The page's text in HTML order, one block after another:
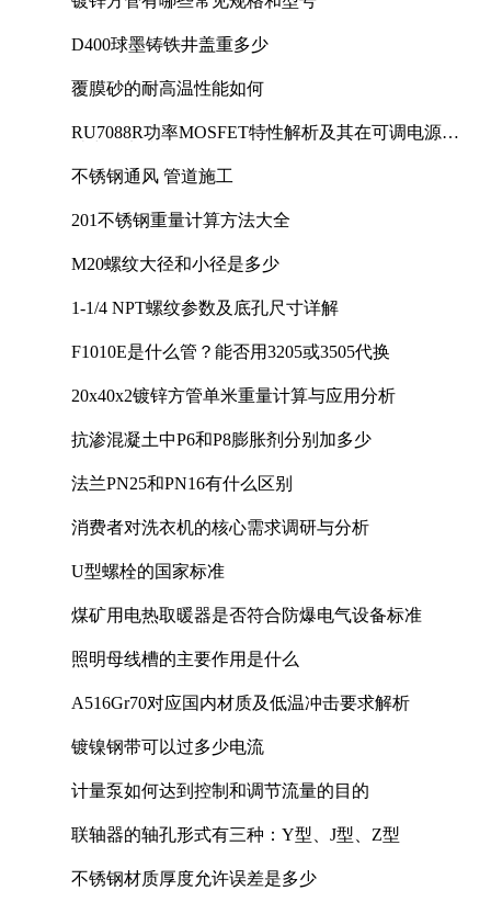
D400球墨铸铁井盖重多少
覆膜砂的耐高温性能如何
RU7088R功率MOSFET特性解析及其在可调电源设
不锈钢通风 管道施工
201不锈钢重量计算方法大全
M20螺纹大径和小径是多少
1-1/4 NPT螺纹参数及底孔尺寸详解
F1010E是什么管？能否用3205或3505代换
20x40x2镀锌方管单米重量计算与应用分析
抗渗混凝土中P6和P8膨胀剂分别加多少
法兰PN25和PN16有什么区别
消费者对洗衣机的核心需求调研与分析
U型螺栓的国家标准
煤矿用电热取暖器是否符合防爆电气设备标准
照明母线槽的主要作用是什么
A516Gr70对应国内材质及低温冲击要求解析
镀镍钢带可以过多少电流
计量泵如何达到控制和调节流量的目的
联轴器的轴孔形式有三种：Y型、J型、Z型
不锈钢材质厚度允许误差是多少